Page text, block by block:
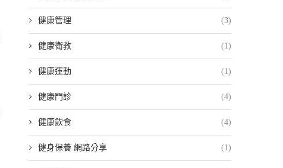
健康管理 (3)
健康衛教 (1)
健康運動 (1)
健康門診 (4)
健康飲食 (4)
健身保養 網路分享 (1)